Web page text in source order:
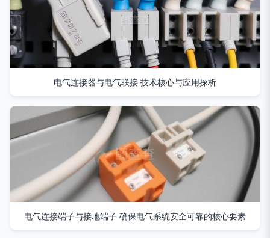
电气连接器与电气联接 技术核心与应用探析
电气连接端子与接地端子 确保电气系统安全可靠的核心要素